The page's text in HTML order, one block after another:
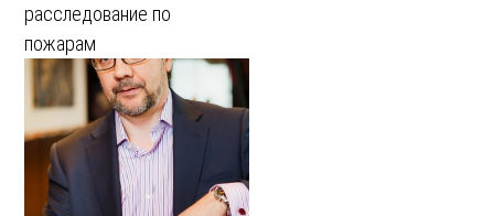
расследование по
пожарам